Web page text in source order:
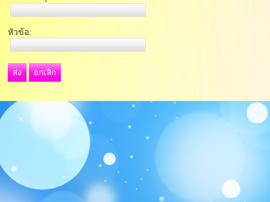
หัวข้อ:
ส่ง ยกเลิก